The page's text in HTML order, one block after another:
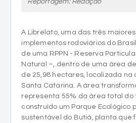
Natural –, dentro de uma área
de 25,98 hectares, localizada na
Santa Catarina. A área
representa 55% da área total do
construído um Parque Ecológico
sustentável do Butiá, planta que
paisagem e da cultura da região
O restante da área, cerca de